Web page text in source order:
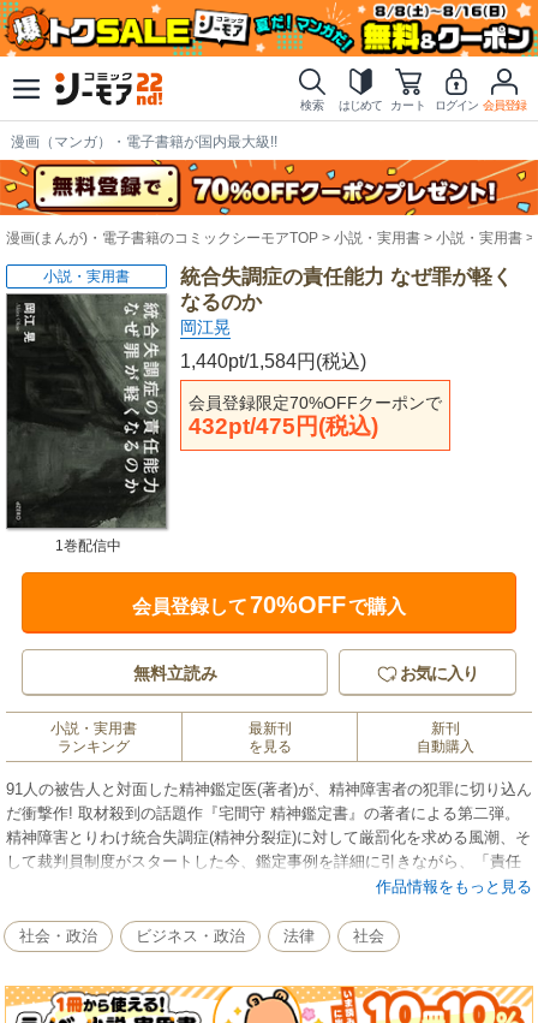
検索 はじめて カート ログイン 会員登録
漫画（マンガ）・電子書籍が国内最大級!!
漫画(まんが)・電子書籍のコミックシーモアTOP 小説・実用書 小説・実用書
統合失調症の責任能力 なぜ罪が軽く
なるのか
岡江晃
1,440pt/1,584円(税込)
会員登録限定70%OFFクーポンで
432pt/475円(税込)
小説・実用書
1巻配信中
会員登録して70%OFFで購入
無料立読み お気に入り
小説・実用書
ランキング
最新刊
を見る
新刊
自動購入
91人の被告人と対面した精神鑑定医(著者)が、精神障害者の犯罪に切り込ん
だ衝撃作! 取材殺到の話題作『宅間守 精神鑑定書』の著者による第二弾。
精神障害とりわけ統合失調症(精神分裂症)に対して厳罰化を求める風潮、そ
して裁判員制度がスタートした今、鑑定事例を詳細に引きながら、「責任
〈本書収載の鑑定事例〉 [事例1]車で通勤途上の人たちを次々とはねて多数
を殺傷 [事例2]父親を包丁で刺して重傷を負わせ、止めに入った母を刺
作品情報をもっと見る
社会・政治 ビジネス・政治 法律 社会